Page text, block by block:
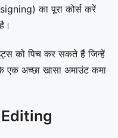
का पूरा कोर्स करें
को पिच कर सकते हैं जिन्हें
एक अच्छा खासा अमाउंट कमा
Editing